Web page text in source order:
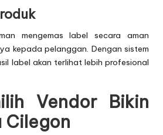
mengemas label secara aman
kepada pelanggan. Dengan sistem
label akan terlihat lebih profesional
Vendor Bikin
Cilegon